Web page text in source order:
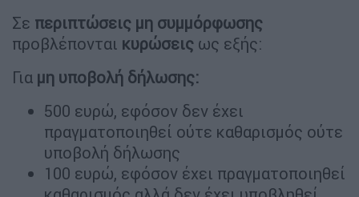
Σε περιπτώσεις μη συμμόρφωσης
προβλέπονται κυρώσεις ως εξής:
Για μη υποβολή δήλωσης:
500 ευρώ, εφόσον δεν έχει
πραγματοποιηθεί ούτε καθαρισμός ούτε
υποβολή δήλωσης
100 ευρώ, εφόσον έχει πραγματοποιηθεί